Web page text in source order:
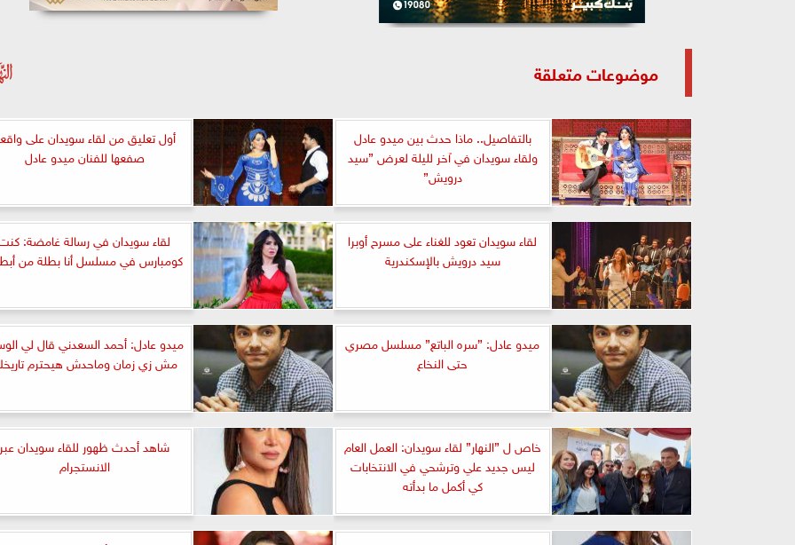
موضوعات متعلقة
بالتفاصيل.. ماذا حدث بين ميدو عادل
ولقاء سويدان في آخر لليلة لعرض ”سيد
درويش”
أول تعليق من لقاء سويدان على
صفعها للفنان ميدو عادل
لقاء سويدان تعود للغناء على مسرح أوبرا
سيد درويش بالإسكندرية
لقاء سويدان في رسالة غامضة:
كومبارس في مسلسل أنا بطلة من
ميدو عادل: ”سره الباتع” مسلسل مصري
حتى النخاع
ميدو عادل: أحمد السعدني قال لي
مش زي زمان وماحدش هيحترم
خاص ل ”النهار” لقاء سويدان: العمل العام
ليس جديد علي وترشحي في الانتخابات
كي أكمل ما بدأته
شاهد أحدث ظهور للقاء سويدان عبر
الانستجرام